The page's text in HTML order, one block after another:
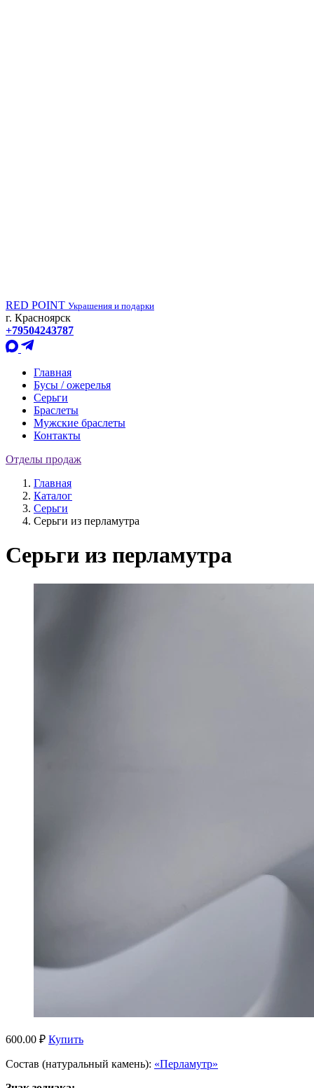
RED POINT Украшения и подарки
г. Красноярск
+79504243787
Главная
Бусы / ожерелья
Серьги
Браслеты
Мужские браслеты
Контакты
Отделы продаж
Главная
Каталог
Серьги
Серьги из перламутра
Серьги из перламутра
600.00 ₽ Купить
Состав (натуральный камень): «Перламутр»